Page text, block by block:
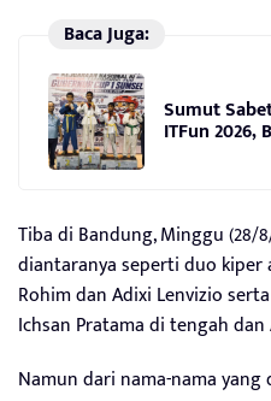
Baca Juga:
Sumut
ITFun 2026,
Tiba di Bandung, Minggu (28/
diantaranya seperti duo kiper
Rohim dan Adixi Lenvizio
Ichsan Pratama di tengah
Namun dari nama-nama